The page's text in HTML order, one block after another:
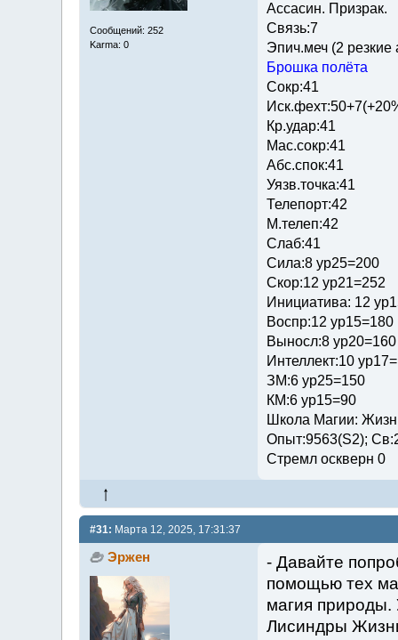
Сообщений: 252
Karma: 0
Ассасин. Призрак.
Связь:7
Эпич.меч (2 резкие
Брошка полёта
Сокр:41
Кр.удар:41
Мас.сокр:41
Абс.спок:41
Уязв.точка:41
Телепорт:42
М.телеп:42
Слаб:41
Сила:8 ур25=200
Скор:12 ур21=252
Инициатива: 12
Воспр:12 ур15=180
Выносл:8 ур20=160
Интеллект:10
ЗМ:6 ур25=150
КМ:6 ур15=90
Школа Магии:
Опыт:9563(S2);
Стремл оскверн 0
#31: Марта 12, 2025, 17:31:37
Эржен
- Давайте
помощью тех
магия
Лисиндры